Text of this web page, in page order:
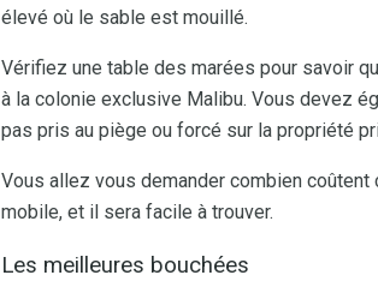
élevé où le sable est mouillé.
Vérifiez une table des marées pour savoir
à la colonie exclusive Malibu. Vous devez
pas pris au piège ou forcé sur la propriété
Vous allez vous demander combien
mobile, et il sera facile à trouver.
Les meilleures bouchées